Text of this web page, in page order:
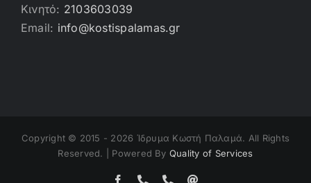
Κινητό: 2103603039
Email: info@kostispalamas.gr
Copyright © 2015 - 2026 Ίδρυμα Κωστή Παλαμά. All Rights
Reserved. | Powered By Quality of Services
FacebookΤηλέφωνοΤηλέφωνο